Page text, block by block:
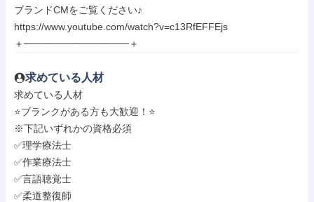
ブランドCMをご覧ください♪
https://www.youtube.com/watch?v=c13RfEFFEjs
＋───────────────＋
求めている人材
求めている人材
⭐ブランクがある方も大歓迎！⭐
※下記いずれかの資格必須
✅理学療法士
✅作業療法士
✅言語聴覚士
✅柔道整復師